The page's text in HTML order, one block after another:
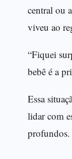
central ou
viveu ao
“Fiquei
bebê é a
Essa
lidar com
profundos.